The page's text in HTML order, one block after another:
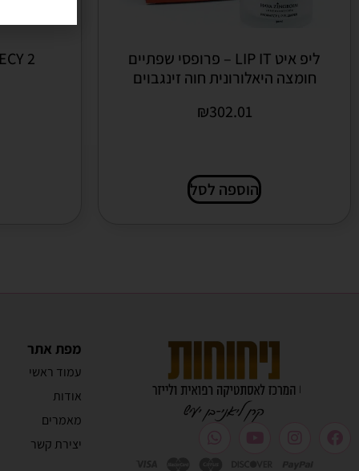
ליפ איט LIP IT – פרופסי שפתיים
חומצה היאלורונית חוה זינגבוים
₪302.01
הוספה לסל
2 PROPHECY חוה זינגבוים
מפת אתר
עמוד ראשי
אודות
מאמרים
יצירת קשר